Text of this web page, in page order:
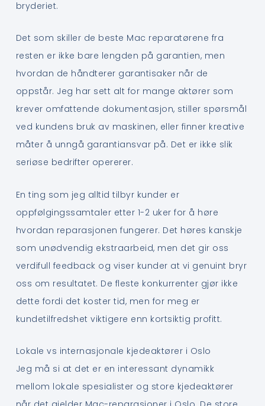
bryderiet.
Det som skiller de beste Mac reparatørene fra
resten er ikke bare lengden på garantien, men
hvordan de håndterer garantisaker når de
oppstår. Jeg har sett alt for mange aktører som
krever omfattende dokumentasjon, stiller spørsmål
ved kundens bruk av maskinen, eller finner kreative
måter å unngå garantiansvar på. Det er ikke slik
seriøse bedrifter opererer.
En ting som jeg alltid tilbyr kunder er
oppfølgingssamtaler etter 1-2 uker for å høre
hvordan reparasjonen fungerer. Det høres kanskje
som unødvendig ekstraarbeid, men det gir oss
verdifull feedback og viser kunder at vi genuint bryr
oss om resultatet. De fleste konkurrenter gjør ikke
dette fordi det koster tid, men for meg er
kundetilfredshet viktigere enn kortsiktig profitt.
Lokale vs internasjonale kjedeaktører i Oslo
Jeg må si at det er en interessant dynamikk
mellom lokale spesialister og store kjedeaktører